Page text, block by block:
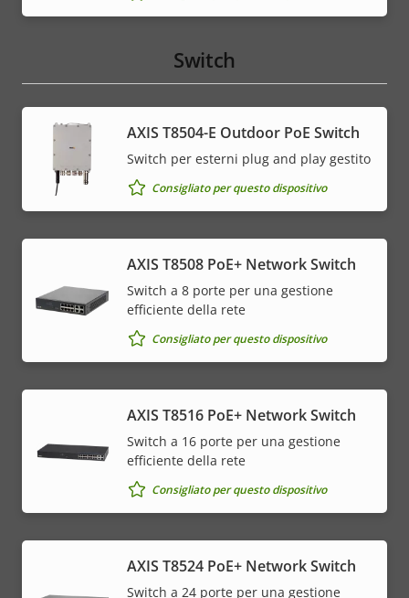
Switch
AXIS T8504-E Outdoor PoE Switch
Switch per esterni plug and play gestito
Consigliato per questo dispositivo
AXIS T8508 PoE+ Network Switch
Switch a 8 porte per una gestione
efficiente della rete
Consigliato per questo dispositivo
AXIS T8516 PoE+ Network Switch
Switch a 16 porte per una gestione
efficiente della rete
Consigliato per questo dispositivo
AXIS T8524 PoE+ Network Switch
Switch a 24 porte per una gestione